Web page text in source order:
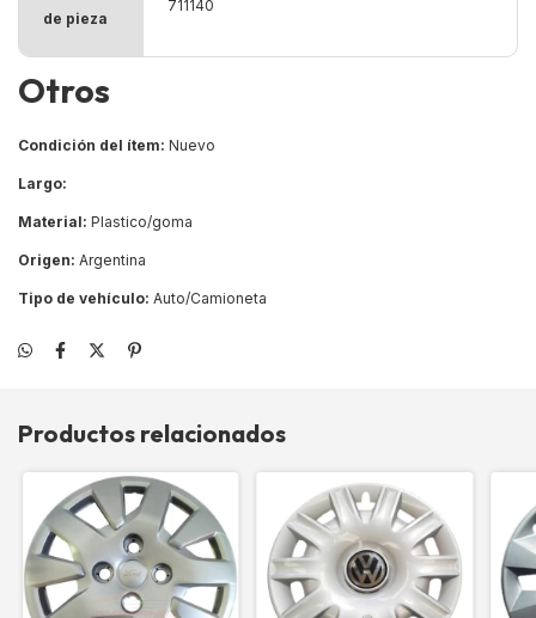
de pieza
711140
Otros
Condición del ítem: Nuevo
Largo:
Material: Plastico/goma
Origen: Argentina
Tipo de vehículo: Auto/Camioneta
Productos relacionados